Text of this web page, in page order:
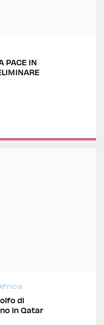
PACE IN
di
in Qatar